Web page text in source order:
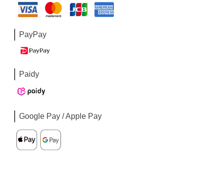
PayPay
Paidy
Google Pay / Apple Pay